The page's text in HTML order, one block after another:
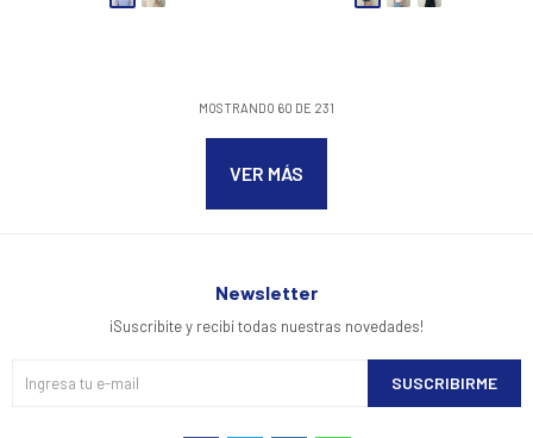
MOSTRANDO 60 DE 231
VER MÁS
Newsletter
¡Suscribite y recibí todas nuestras novedades!
SUSCRIBIRME